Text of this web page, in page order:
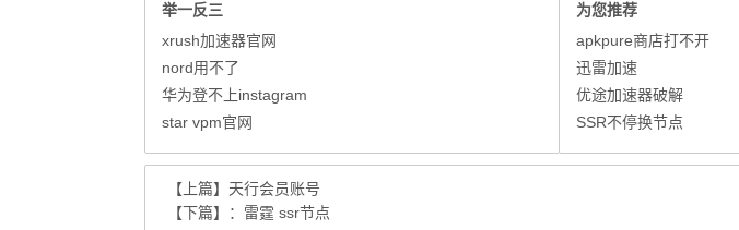
举一反三
xrush加速器官网
nord用不了
华为登不上instagram
star vpm官网
为您推荐
apkpure商店打不开
迅雷加速
优途加速器破解
SSR不停换节点
【上篇】 天行会员账号
【下篇】： 雷霆 ssr节点